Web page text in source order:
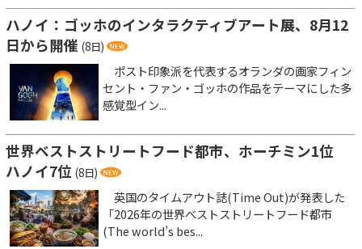
ハノイ：ゴッホのインタラクティブアート展、8月12
日から開催 (8日)
ポスト印象派を代表するオランダの画家フィン
セント・ファン・ゴッホの作品をテーマにした多
感覚型イン...
世界ベストストリートフード都市、ホーチミン1位
ハノイ7位 (8日)
英国のタイムアウト誌(Time Out)が発表した
「2026年の世界ベストストリートフード都市
(The world’s bes...